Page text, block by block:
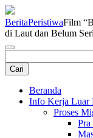
BeritaPeristiwaFilm
di Laut dan Belum
Beranda
Info Kerja Luar
Proses
Pra